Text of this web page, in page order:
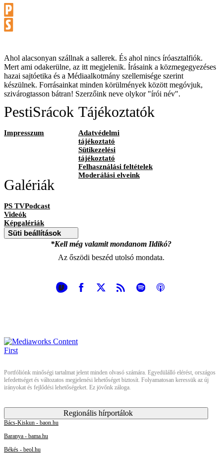
Ahol alacsonyan szállnak a sallerek. És ahol nincs íróasztalfiók.
Mert ami odakerülne, az itt megjelenik. Írásaink a közmegegyezéses
hazai sajtóetika és a Médiaalkotmány szellemisége szerint
készülnek. Forrásainkat minden körülmények között megóvjuk,
szivárogtasson bátran! Szerzőink neve olykor "írói név".
PestiSrácok
Impresszum
Tájékoztatók
Adatvédelmi
tájékoztató
Sütikezelési
tájékoztató
Felhasználási feltételek
Moderálási elveink
Galériák
PS TVPodcast
Videók
Képgalériák
Süti beállítások
*Kell még valamit mondanom Ildikó?
Az őszödi beszéd utolsó mondata.
Portfóliónk minőségi tartalmat jelent minden olvasó számára. Egyedülálló elérést, országos
lefedettséget és változatos megjelenési lehetőséget biztosít. Folyamatosan keressük az új
irányokat és fejlődési lehetőségeket. Ez jövőnk záloga.
Regionális hírportálok
Bács-Kiskun - baon.hu
Baranya - bama.hu
Békés - beol.hu